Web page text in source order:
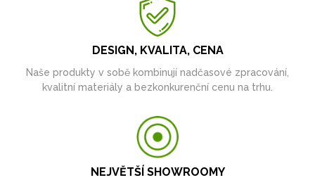
DESIGN, KVALITA, CENA
Naše produkty v sobě kombinují nadčasové zpracování,
kvalitní materiály a bezkonkurenční cenu na trhu.
NEJVĚTŠÍ SHOWROOMY